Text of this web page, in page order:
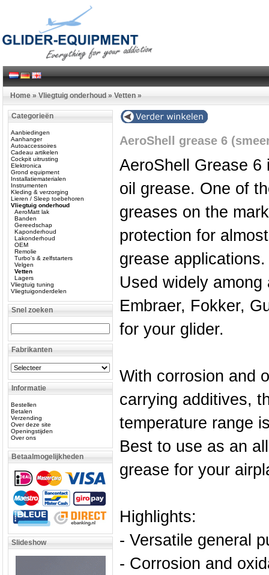
Home » Vliegtuig onderhoud » Vetten »
Categorieën
Aanbiedingen
Aanhanger
Autoaccessoires
Cadeau artikelen
Cockpit uitrusting
Elektronica
Grond equipment
Installatiematerialen
Instrumenten
Kleding & verzorging
Lieren / Sleep toebehoren
Vliegtuig onderhoud
AeroMatt lak
Banden
Gereedschap
Kaponderhoud
Lakonderhoud
OEM
Remolie
Turbo's & zelfstarters
Velgen
Vetten
Lagers
Vliegtuig tuning
Vliegtuigonderdelen
Snel zoeken
Fabrikanten
Informatie
Bestellen
Betalen
Verzending
Over deze site
Openingstijden
Over ons
Betaalmogelijkheden
Slideshow
AeroShell grease 6
AeroShell Grease 6
oil grease. One of
greases on the
protection for
grease applications.
Used widely
Embraer, Fokker,
for your glider.
With corrosion and
carrying additives,
temperature range
Best to use as an
grease for your
Highlights:
- Versatile general
- Corrosion and